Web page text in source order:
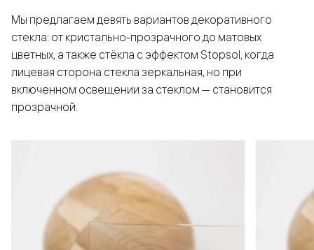
Мы предлагаем девять вариантов декоративного
стекла: от кристально-прозрачного до матовых
цветных, а также стёкла с эффектом Stopsol, когда
лицевая сторона стекла зеркальная, но при
включенном освещении за стеклом — становится
прозрачной.